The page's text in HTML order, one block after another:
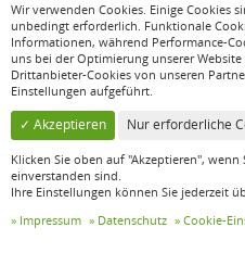
NE
Wir verwenden Cookies. Einige Cookies
unbedingt erforderlich. Funktionale
Informationen, während Performance-
uns bei der Optimierung unserer
Drittanbieter-Cookies von unseren
Einstellungen aufgeführt.
✓ Akzeptieren Nur erforderliche
Klicken Sie oben auf "Akzeptieren",
einverstanden sind.
Ihre Einstellungen können Sie jederzeit
Impressum
Datenschutz Cookie-